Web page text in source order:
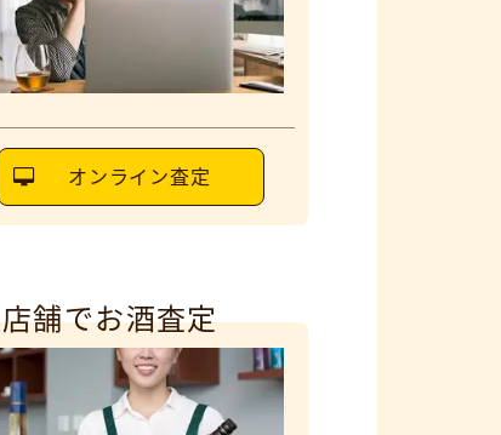
オンライン査定
店舗でお酒査定